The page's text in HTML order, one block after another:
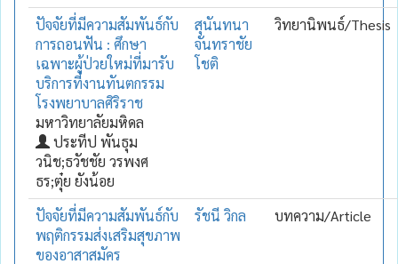
ปัจจัยที่มีความสัมพันธ์กับ
การถอนฟัน : ศึกษา
เฉพาะผู้ป่วยใหม่ที่มารับ
บริการที่งานทันตกรรม
โรงพยาบาลศิริราช
มหาวิทยาลัยมหิดล
ประทีป พันธุม
วนิช;ธวัชชัย วรพงศ
ธร;ตุ๋ย ยังน้อย
สุนันทนา
จันทราชัย
โชติ
วิทยานิพนธ์/Thesis
ปัจจัยที่มีความสัมพันธ์กับ
พฤติกรรมส่งเสริมสุขภาพ
ของอาสาสมัคร
รัชนี วิกล บทความ/Article